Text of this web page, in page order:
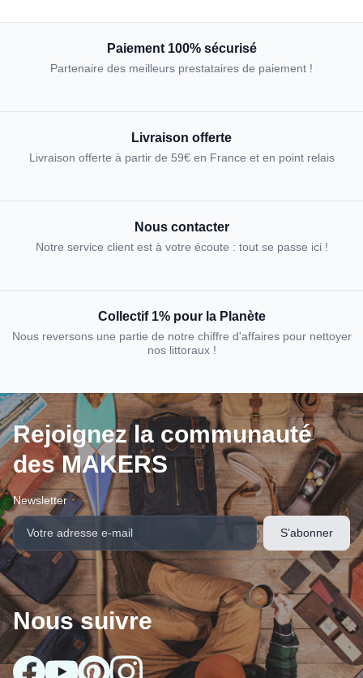
Paiement 100% sécurisé
Partenaire des meilleurs prestataires de paiement !
Livraison offerte
Livraison offerte à partir de 59€ en France et en point relais
Nous contacter
Notre service client est à votre écoute : tout se passe ici !
Collectif 1% pour la Planète
Nous reversons une partie de notre chiffre d'affaires pour nettoyer
nos littoraux !
Rejoignez la communauté
des MAKERS
Newsletter
Nous suivre